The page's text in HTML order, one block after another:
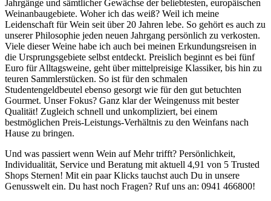
Jahrgänge und sämtlicher Gewächse der beliebtesten, europäischen
Weinanbaugebiete. Woher ich das weiß? Weil ich meine
Leidenschaft für Wein seit über 20 Jahren lebe. So gehört es auch zu
unserer Philosophie jeden neuen Jahrgang persönlich zu verkosten.
Viele dieser Weine habe ich auch bei meinen Erkundungsreisen in
die Ursprungsgebiete selbst entdeckt. Preislich beginnt es bei fünf
Euro für Alltagsweine, geht über mittelpreisige Klassiker, bis hin zu
teuren Sammlerstücken. So ist für den schmalen
Studentengeldbeutel ebenso gesorgt wie für den gut betuchten
Gourmet. Unser Fokus? Ganz klar der Weingenuss mit bester
Qualität! Zugleich schnell und unkompliziert, bei einem
bestmöglichen Preis-Leistungs-Verhältnis zu den Weinfans nach
Hause zu bringen.
Und was passiert wenn Wein auf Mehr trifft? Persönlichkeit,
Individualität, Service und Beratung mit aktuell 4,91 von 5 Trusted
Shops Sternen! Mit ein paar Klicks tauchst auch Du in unsere
Genusswelt ein. Du hast noch Fragen? Ruf uns an: 0941 466800!